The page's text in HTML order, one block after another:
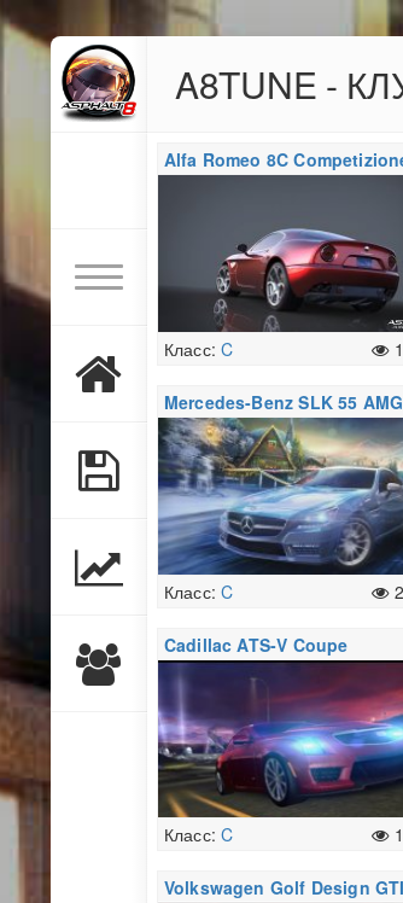
A8TUNE -
Alfa Romeo 8C
Класс:C
Mercedes-Benz SLK 55 AMG
Класс:C
Cadillac ATS-V Coupe
Класс:C
Volkswagen Golf Design GTI